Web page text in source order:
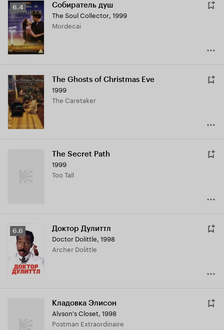
Рейтинг
Кинопоиска
6.4
6.4 Собиратель душ
The Soul Collector, 1999
Mordecai
The Ghosts of Christmas Eve
1999
The Caretaker
The Secret Path
1999
Too Tall
Рейтинг
Кинопоиска
6.6
6.6 Доктор Дулиттл
Doctor Dolittle, 1998
Archer Dolittle
Кладовка Элисон
Alyson's Closet, 1998
Postman Extraordinaire